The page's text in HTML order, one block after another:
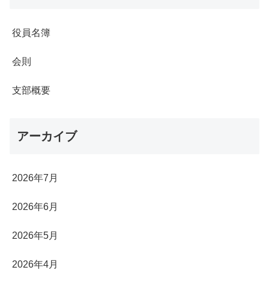
役員名簿
会則
支部概要
アーカイブ
2026年7月
2026年6月
2026年5月
2026年4月